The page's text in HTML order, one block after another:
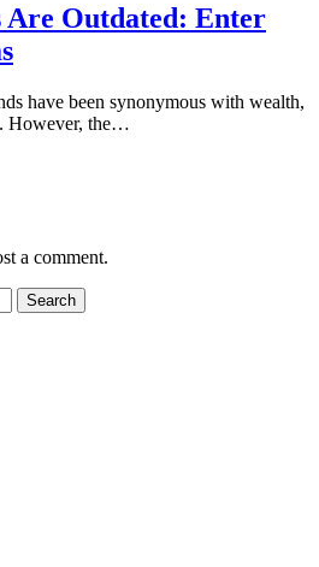
Are Outdated: Enter
have been synonymous with wealth,
However, the…
a comment.